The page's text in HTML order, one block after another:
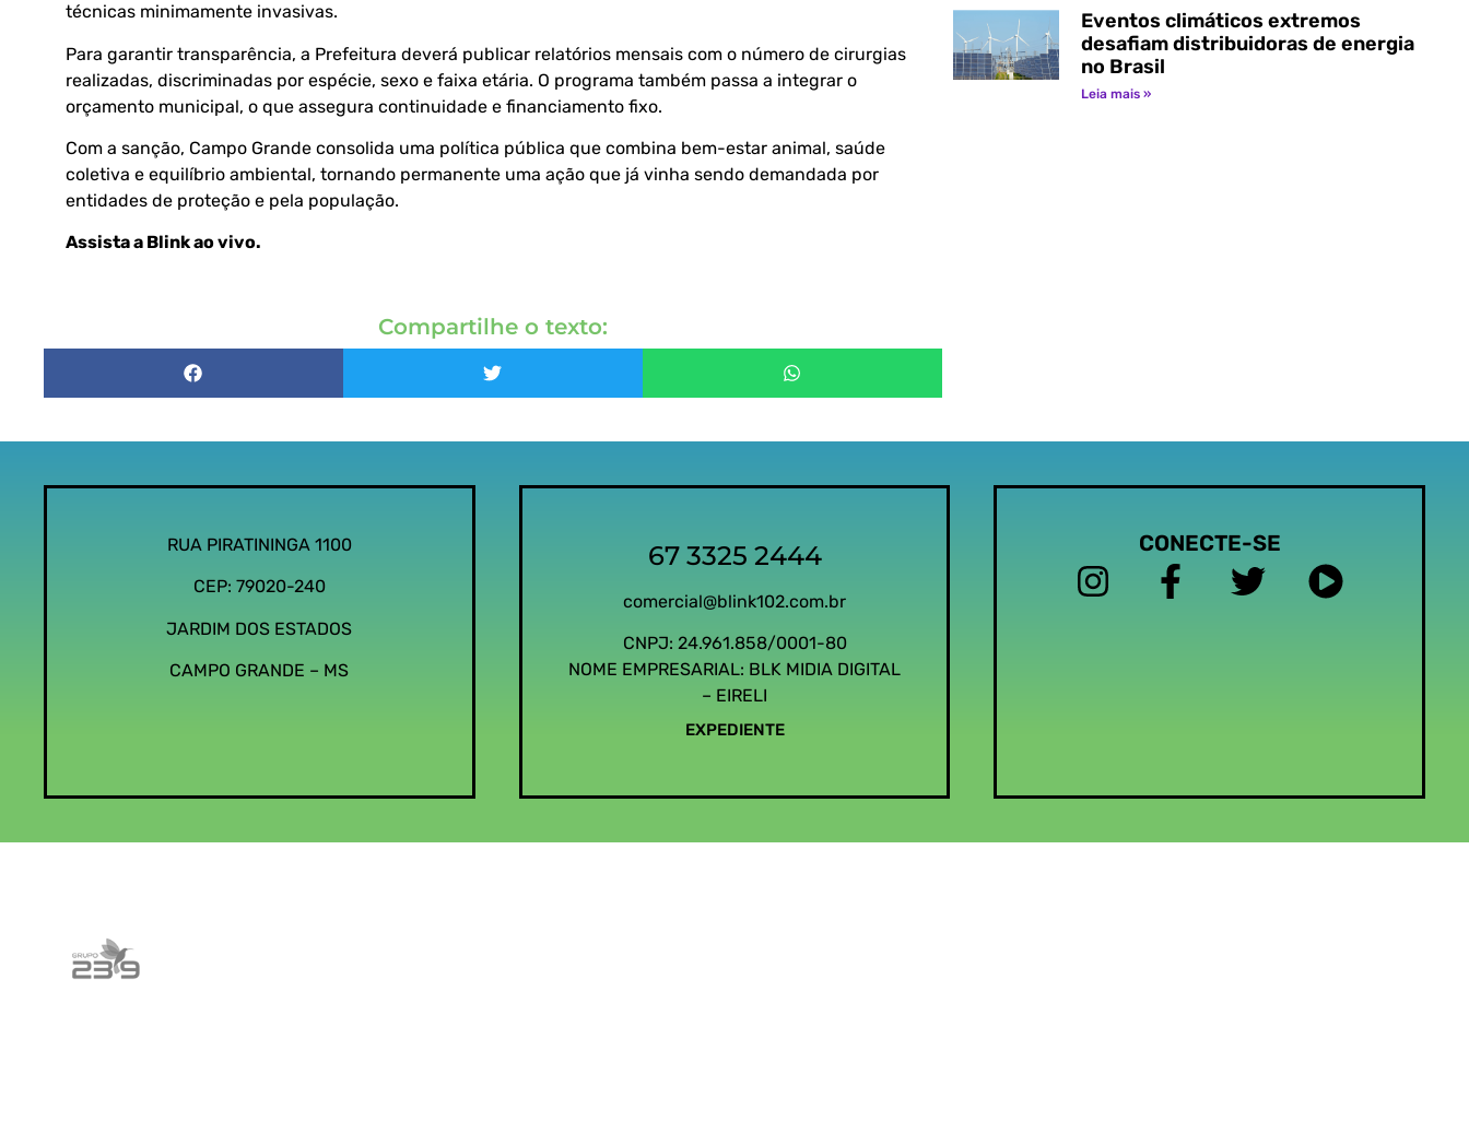
técnicas minimamente invasivas.
Para garantir transparência, a Prefeitura deverá publicar relatórios mensais com o número de cirurgias
realizadas, discriminadas por espécie, sexo e faixa etária. O programa também passa a integrar o
orçamento municipal, o que assegura continuidade e financiamento fixo.
Com a sanção, Campo Grande consolida uma política pública que combina bem-estar animal, saúde
coletiva e equilíbrio ambiental, tornando permanente uma ação que já vinha sendo demandada por
entidades de proteção e pela população.
Assista a Blink ao vivo.
Compartilhe o texto:
Eventos climáticos extremos
desafiam distribuidoras de energia
no Brasil
Leia mais »
RUA PIRATININGA 1100
CEP: 79020-240
JARDIM DOS ESTADOS
CAMPO GRANDE – MS
67 3325 2444
comercial@blink102.com.br
CNPJ: 24.961.858/0001-80
NOME EMPRESARIAL: BLK MIDIA DIGITAL
– EIRELI
EXPEDIENTE
CONECTE-SE